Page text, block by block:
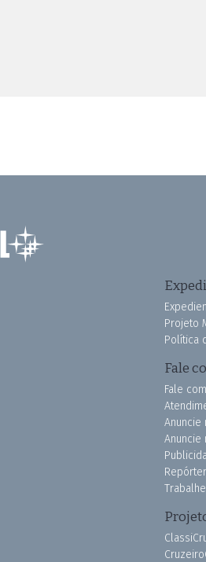
Projeto
Política
Fale
Fale
Anuncie
Anuncie